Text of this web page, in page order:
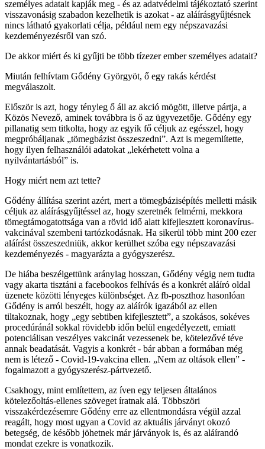
személyes adatait kapják meg - és az adatvédelmi tájékoztató szerint
visszavonásig szabadon kezelhetik is azokat - az aláírásgyűjtésnek
nincs látható gyakorlati célja, például nem egy népszavazási
kezdeményezésről van szó.
De akkor miért és ki gyűjti be több tízezer ember személyes adatait?
Miután felhívtam Gődény Györgyöt, ő egy rakás kérdést
megválaszolt.
Először is azt, hogy tényleg ő áll az akció mögött, illetve pártja, a
Közös Nevező, aminek továbbra is ő az ügyvezetője. Gődény egy
pillanatig sem titkolta, hogy az egyik fő céljuk az egésszel, hogy
megpróbáljanak „tömegbázist összeszedni”. Azt is megemlítette,
hogy ilyen felhasználói adatokat „lekérhetett volna a
nyilvántartásból” is.
Hogy miért nem azt tette?
Gődény állítása szerint azért, mert a tömegbázisépítés melletti másik
céljuk az aláírásgyűjtéssel az, hogy szeretnék felmérni, mekkora
tömegtámogatottsága van a rövid idő alatt kifejlesztett koronavírus-
vakcinával szembeni tartózkodásnak. Ha sikerül több mint 200 ezer
aláírást összeszedniük, akkor kerülhet szóba egy népszavazási
kezdeményezés - magyarázta a gyógyszerész.
De hiába beszélgettünk aránylag hosszan, Gődény végig nem tudta
vagy akarta tisztáni a facebookos felhívás és a konkrét aláíró oldal
üzenete közötti lényeges különbséget. Az fb-poszthoz hasonlóan
Gődény is arról beszélt, hogy az aláírók igazából az ellen
tiltakoznak, hogy „egy sebtiben kifejlesztett”, a szokásos, sokéves
procedúránál sokkal rövidebb időn belül engedélyezett, emiatt
potenciálisan veszélyes vakcinát vezessenek be, kötelezővé téve
annak beadatását. Vagyis a konkrét - bár abban a formában még
nem is létező - Covid-19-vakcina ellen. „Nem az oltások ellen” -
fogalmazott a gyógyszerész-pártvezető.
Csakhogy, mint említettem, az íven egy teljesen általános
kötelezőoltás-ellenes szöveget íratnak alá. Többszöri
visszakérdezésemre Gődény erre az ellentmondásra végül azzal
reagált, hogy most ugyan a Covid az aktuális járványt okozó
betegség, de később jöhetnek már járványok is, és az aláírandó
mondat ezekre is vonatkozik.